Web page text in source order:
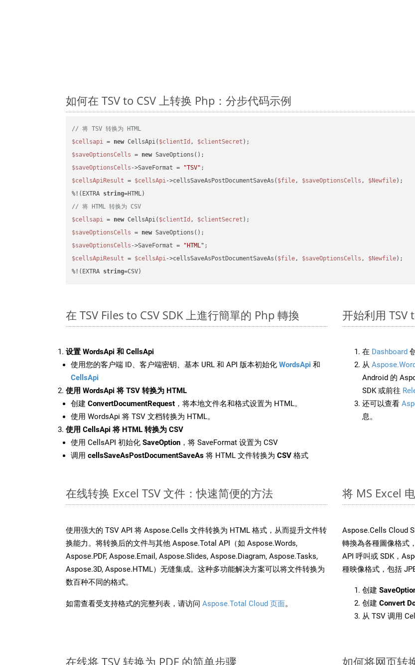
如何在 TSV to CSV 上转换 Php：分步代码示例
// 将 TSV 转换为 HTML
$cellsapi = new CellsApi( $clientId , $clientSecret
$saveOptionsCells = new
$saveOptionsCells ->SaveFormat = "TSV"
$cellsApiResult = $cellsApi->cellsSaveAsPostDocumentSaveAs( $file, $saveOptionsCells , $Newfile);
%!(EXTRA string
// 将 HTML 转换为 CSV
$cellsapi = new CellsApi( $clientId , $clientSecret
$saveOptionsCells = new
$saveOptionsCells ->SaveFormat = "HTML"
$cellsApiResult = $cellsApi->cellsSaveAsPostDocumentSaveAs( $file, $saveOptionsCells , $Newfile);
%!(EXTRA string=CSV)
在 TSV Files to CSV SDK 上進行簡單的 Php 轉換
设置 WordsApi 和 CellsApi
使用您的客户端 ID、客户端密钥、基本 URL 和 API 版本初始化 WordsApi 和
CellsApi
使用 WordsApi 将 TSV 转换为 HTML
创建 ConvertDocumentRequest ，将本地文件名和格式设置为 HTML。
使用 WordsApi 将 TSV 文档转换为 HTML。
使用 CellsApi 将 HTML 转换为 CSV
使用 CellsAPI 初始化 SaveOption ，将 SaveFormat 设置为 CSV
调用 cellsSaveAsPostDocumentSaveAs 将 HTML 文件转换为 CSV 格式
开始利用 TSV
在 Dashboard
从
Android 的
SDK 或前往
还可以查看
息。
在线转换 Excel TSV 文件：快速简便的方法
使用强大的 TSV API 将 Aspose.Cells 文件转换为 HTML 格式，从而提升文件转
换能力。将转换后的文件与其他 Aspose.Total API（如 Aspose.Words,
Aspose.PDF, Aspose.Email, Aspose.Slides, Aspose.Diagram, Aspose.Tasks,
Aspose.3D, Aspose.HTML）无缝集成。这种多功能解决方案可以将文件转换为
数百种不同的格式。
如需查看受支持格式的完整列表，请访问 Aspose.Total Cloud 页面。
将 MS Excel
Aspose.Cells Cloud
轉換為各種圖像格式
API 呼叫或 SDK，
種映像格式，包括
创建
创建 Convert
从 TSV 调用
在线将 TSV 转换为 PDF 的简单步骤 如何将网页转